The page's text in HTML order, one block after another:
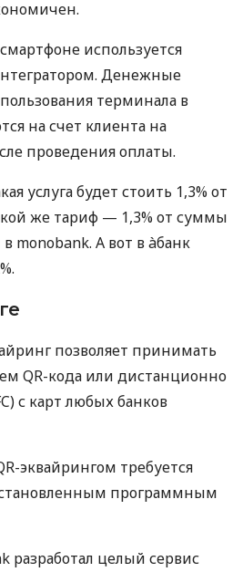
используется
Денежные
терминала в
на счет клиента на
проведения оплаты.
услуга будет стоить 1,3% от
же тариф — 1,3% от суммы
monobank. А вот в àбанк
позволяет принимать
QR-кода или дистанционно
с карт любых банков
эквайрингом требуется
программным
разработал целый сервис